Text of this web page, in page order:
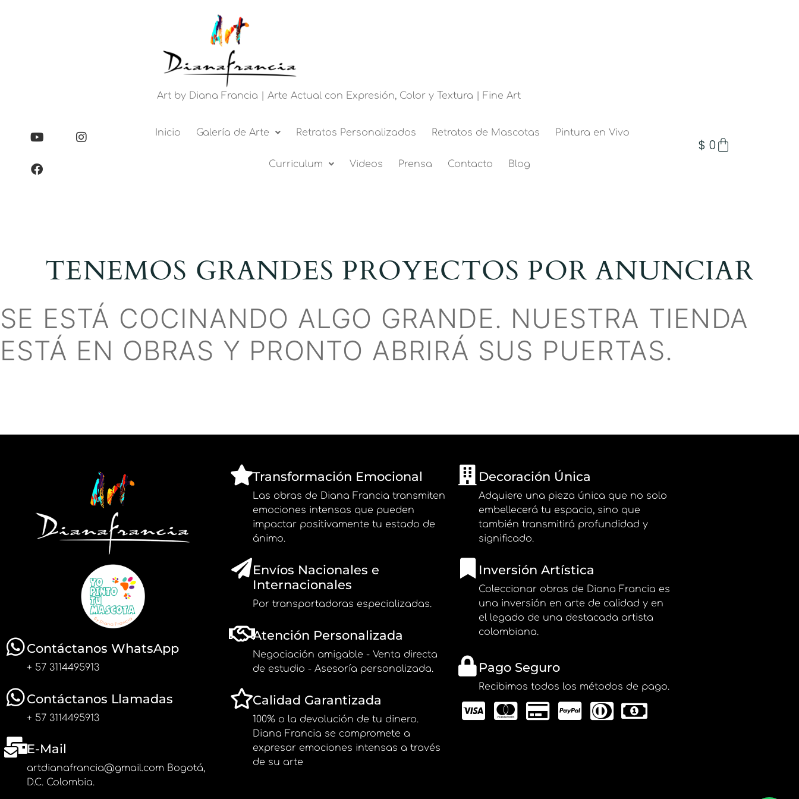
Art by Diana Francia | Arte Actual con Expresión, Color y Textura | Fine Art
Inicio Galería de Arte Retratos Personalizados Retratos de Mascotas Pintura en Vivo
Curriculum Videos Prensa Contacto Blog
$ 0
TENEMOS GRANDES PROYECTOS POR ANUNCIAR
SE ESTÁ COCINANDO ALGO GRANDE. NUESTRA TIENDA
ESTÁ EN OBRAS Y PRONTO ABRIRÁ SUS PUERTAS.
Contáctanos WhatsApp
+ 57 3114495913
Contáctanos Llamadas
+ 57 3114495913
E-Mail
artdianafrancia@gmail.com Bogotá,
D.C. Colombia.
Transformación Emocional
Las obras de Diana Francia transmiten
emociones intensas que pueden
impactar positivamente tu estado de
ánimo.
Envíos Nacionales e
Internacionales
Por transportadoras especializadas.
Atención Personalizada
Negociación amigable - Venta directa
de estudio - Asesoría personalizada.
Calidad Garantizada
100% o la devolución de tu dinero.
Diana Francia se compromete a
expresar emociones intensas a través
de su arte
Decoración Única
Adquiere una pieza única que no solo
embellecerá tu espacio, sino que
también transmitirá profundidad y
significado.
Inversión Artística
Coleccionar obras de Diana Francia es
una inversión en arte de calidad y en
el legado de una destacada artista
colombiana.
Pago Seguro
Recibimos todos los métodos de pago.